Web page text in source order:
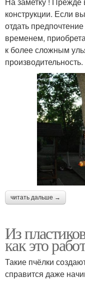
конструкции. Если
отдать
временем,
к более сложным
производительность.
читать дальше →
Из
как это
Такие пчёлки
справится даже